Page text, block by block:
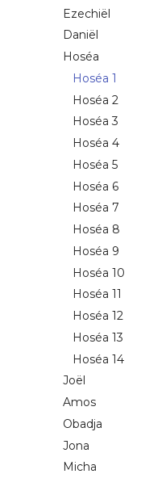
Ezechiël
Daniël
Hoséa
Hoséa 1
Hoséa 2
Hoséa 3
Hoséa 4
Hoséa 5
Hoséa 6
Hoséa 7
Hoséa 8
Hoséa 9
Hoséa 10
Hoséa 11
Hoséa 12
Hoséa 13
Hoséa 14
Joël
Amos
Obadja
Jona
Micha